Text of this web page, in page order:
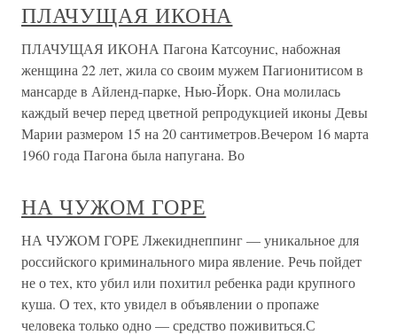
ПЛАЧУЩАЯ ИКОНА
ПЛАЧУЩАЯ ИКОНА Пагона Катсоунис, набожная
женщина 22 лет, жила со своим мужем Пагионитисом в
мансарде в Айленд-парке, Нью-Йорк. Она молилась
каждый вечер перед цветной репродукцией иконы Девы
Марии размером 15 на 20 сантиметров.Вечером 16 марта
1960 года Пагона была напугана. Во
НА ЧУЖОМ ГОРЕ
НА ЧУЖОМ ГОРЕ Лжекиднеппинг — уникальное для
российского криминального мира явление. Речь пойдет
не о тех, кто убил или похитил ребенка ради крупного
куша. О тех, кто увидел в объявлении о пропаже
человека только одно — средство поживиться.С